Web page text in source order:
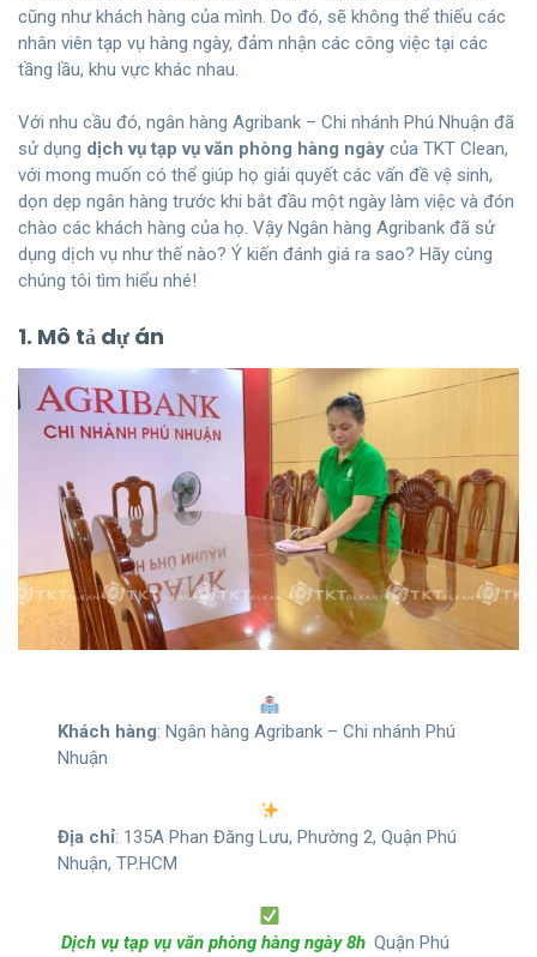
cũng như khách hàng của mình. Do đó, sẽ không thể thiếu các
nhân viên tạp vụ hàng ngày, đảm nhận các công việc tại các
tầng lầu, khu vực khác nhau.
Với nhu cầu đó, ngân hàng Agribank – Chi nhánh Phú Nhuận đã
sử dụng dịch vụ tạp vụ văn phòng hàng ngày của TKT Clean,
với mong muốn có thể giúp họ giải quyết các vấn đề vệ sinh,
dọn dẹp ngân hàng trước khi bắt đầu một ngày làm việc và đón
chào các khách hàng của họ. Vậy Ngân hàng Agribank đã sử
dụng dịch vụ như thế nào? Ý kiến đánh giá ra sao? Hãy cùng
chúng tôi tìm hiểu nhé!
1. Mô tả dự án
Khách hàng: Ngân hàng Agribank – Chi nhánh Phú
Nhuận
Địa chỉ: 135A Phan Đăng Lưu, Phường 2, Quận Phú
Nhuận, TP.HCM
Dịch vụ tạp vụ văn phòng hàng ngày 8h Quận Phú